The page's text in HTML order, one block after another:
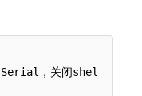
，关闭shel